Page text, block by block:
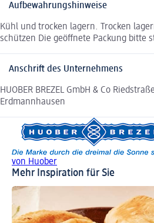
Aufbewahrungshinweise
Kühl und trocken lagern. Trocken
schützen Die geöffnete Packung bitte
Anschrift des Unternehmens
HUOBER BREZEL GmbH & Co
Erdmannhausen
von Huober
Mehr Inspiration für Sie